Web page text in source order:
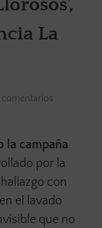
La
comentarios
la campaña
por la
con
el lavado
que no